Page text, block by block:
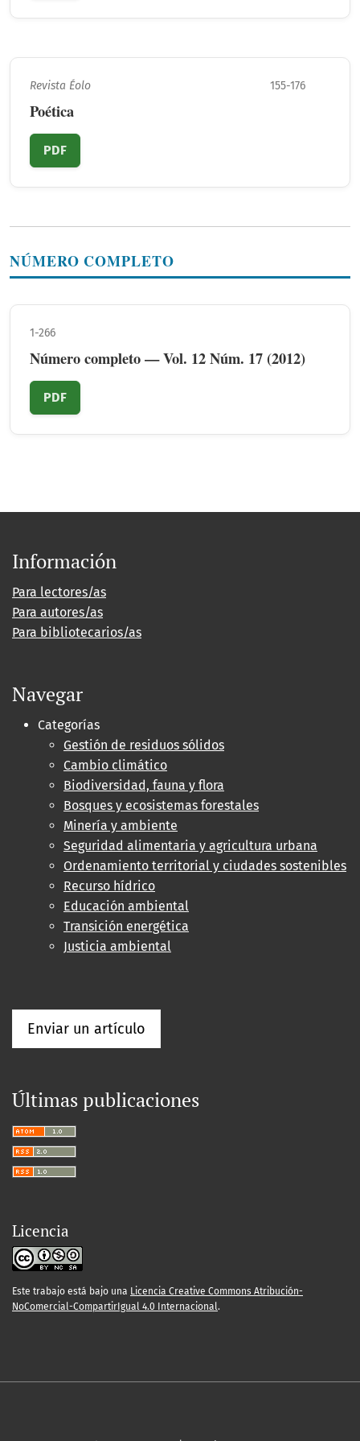
Revista Éolo 155-176
Poética
PDF
NÚMERO COMPLETO
1-266
Número completo — Vol. 12 Núm. 17 (2012)
PDF
Información
Para lectores/as
Para autores/as
Para bibliotecarios/as
Navegar
Categorías
Gestión de residuos sólidos
Cambio climático
Biodiversidad, fauna y flora
Bosques y ecosistemas forestales
Minería y ambiente
Seguridad alimentaria y agricultura urbana
Ordenamiento territorial y ciudades sostenibles
Recurso hídrico
Educación ambiental
Transición energética
Justicia ambiental
Enviar un artículo
Últimas publicaciones
Licencia
Este trabajo está bajo una Licencia Creative Commons Atribución-
NoComercial-CompartirIgual 4.0 Internacional.